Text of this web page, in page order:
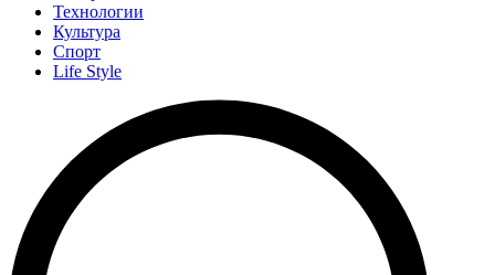
Технологии
Культура
Спорт
Life Style